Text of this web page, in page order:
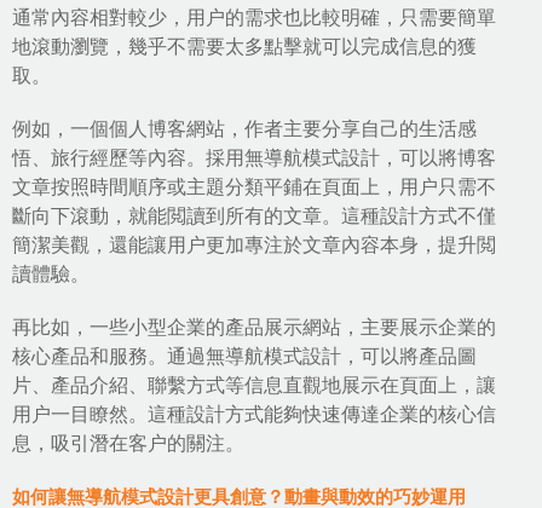
通常內容相對較少，用户的需求也比較明確，只需要簡單
地滾動瀏覽，幾乎不需要太多點擊就可以完成信息的獲
取。
例如，一個個人博客網站，作者主要分享自己的生活感
悟、旅行經歷等內容。採用無導航模式設計，可以將博客
文章按照時間順序或主題分類平鋪在頁面上，用户只需不
斷向下滾動，就能閲讀到所有的文章。這種設計方式不僅
簡潔美觀，還能讓用户更加專注於文章內容本身，提升閲
讀體驗。
再比如，一些小型企業的產品展示網站，主要展示企業的
核心產品和服務。通過無導航模式設計，可以將產品圖
片、產品介紹、聯繫方式等信息直觀地展示在頁面上，讓
用户一目瞭然。這種設計方式能夠快速傳達企業的核心信
息，吸引潛在客户的關注。
如何讓無導航模式設計更具創意？動畫與動效的巧妙運用